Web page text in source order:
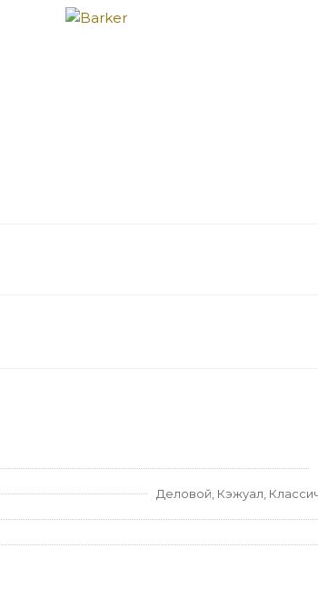
Деловой, Кэжуал,